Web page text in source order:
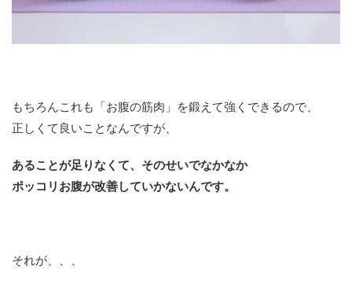
もちろんこれも「お腹の筋肉」を鍛えて強くできるので、
正しくて良いことなんですが、
あることが足りなくて、そのせいでなかなか
ポッコリお腹が改善していかないんです。
それが、、、